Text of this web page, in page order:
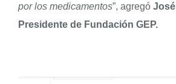
por los medicamentos”, agregó
Presidente de Fundación GEP.